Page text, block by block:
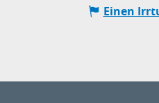
Einen